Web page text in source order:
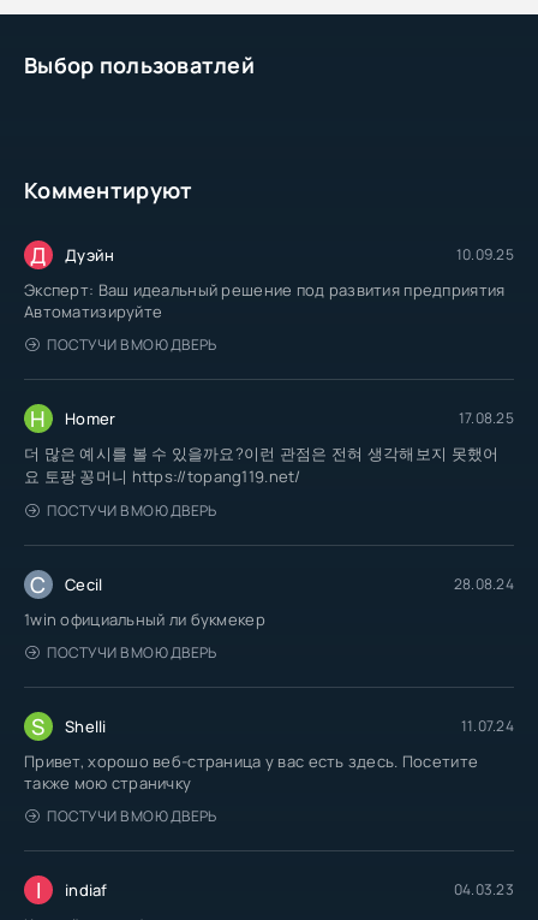
Выбор пользоватлей
Комментируют
Д Дуэйн 10.09.25
Эксперт: Ваш идеальный решение под развития предприятия
Автоматизируйте
ПОСТУЧИ В МОЮ ДВЕРЬ
H Homer 17.08.25
더 많은 예시를 볼 수 있을까요?이런 관점은 전혀 생각해보지 못했어
요 토팡 꽁머니 https://topang119.net/
ПОСТУЧИ В МОЮ ДВЕРЬ
C Cecil 28.08.24
1win официальный ли букмекер
ПОСТУЧИ В МОЮ ДВЕРЬ
S Shelli 11.07.24
Привет, хорошо веб-страница у вас есть здесь. Посетите
также мою страничку
ПОСТУЧИ В МОЮ ДВЕРЬ
I indiaf 04.03.23